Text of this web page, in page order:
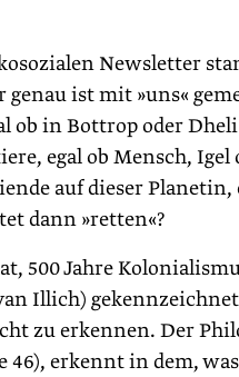
Newsletter
ist mit »uns«
ob in Bottrop oder Dheli
egal ob Mensch, Igel
auf dieser
dann »retten«?
500 Jahre
Illich)
zu erkennen. Der
erkennt in dem,